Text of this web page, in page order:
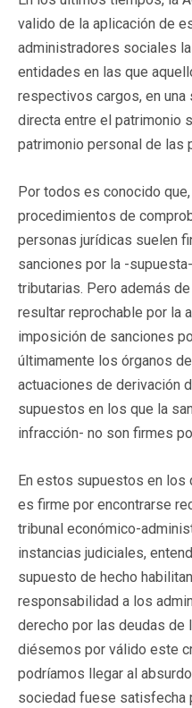
valido de la aplicación de
administradores sociales
entidades en las que
respectivos cargos, en una
directa entre el patrimonio
patrimonio personal de las
Por todos es conocido
procedimientos de
personas jurídicas suelen
sanciones por la -
tributarias. Pero además
resultar reprochable por la
imposición de sanciones
últimamente los órganos
actuaciones de derivación
supuestos en los que la
infracción- no son firmes
En estos supuestos en los
es firme por encontrarse
tribunal económico-
instancias judiciales,
supuesto de hecho
responsabilidad a los
derecho por las deudas de
diésemos por válido este
podríamos llegar al
sociedad fuese satisfecha